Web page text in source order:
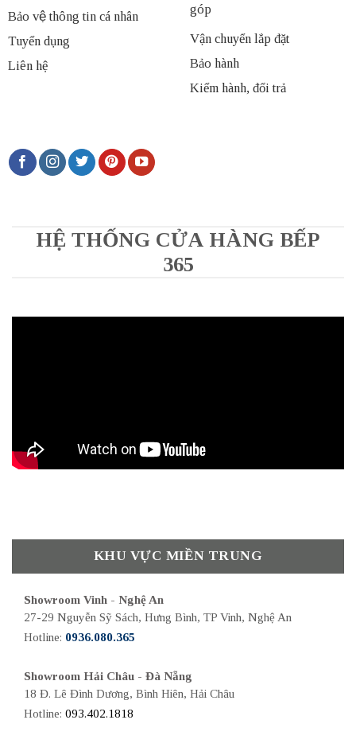
Bảo vệ thông tin cá nhân
Tuyển dụng
Liên hệ
góp
Vận chuyển lắp đặt
Bảo hành
Kiểm hành, đổi trả
HỆ THỐNG CỬA HÀNG BẾP
365
KHU VỰC MIỀN TRUNG
Showroom Vinh - Nghệ An
27-29 Nguyễn Sỹ Sách, Hưng Bình, TP Vinh, Nghệ An
Hotline: 0936.080.365
Showroom Hải Châu - Đà Nẵng
18 Đ. Lê Đình Dương, Bình Hiên, Hải Châu
Hotline: 093.402.1818